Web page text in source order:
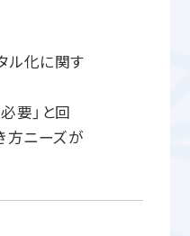
ル化に関す
要」と回
方ニーズが